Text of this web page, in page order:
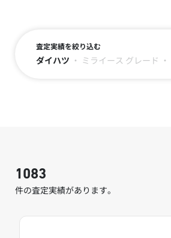
査定実績を絞り込む
ダイハツ ・ ミライース グレード ・
1083
件の査定実績があります。